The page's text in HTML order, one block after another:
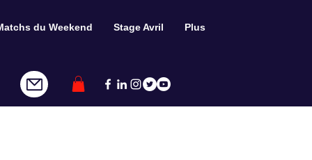
du Weekend Stage Avril Plus